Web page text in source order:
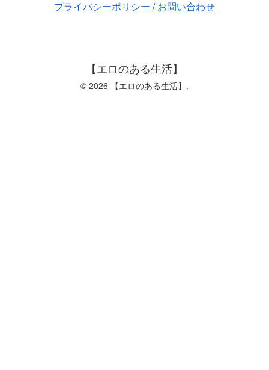
プライバシーポリシー /お問い合わせ
【エロのある生活】
© 2026 【エロのある生活】.